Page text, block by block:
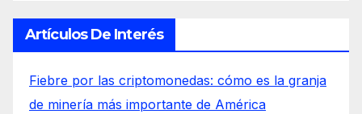
Artículos De Interés
Fiebre por las criptomonedas: cómo es la granja
de minería más importante de América